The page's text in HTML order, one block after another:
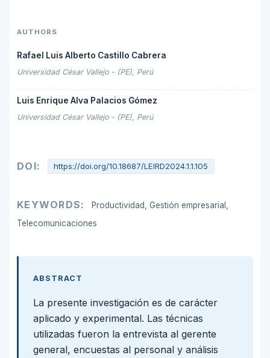
AUTHORS
Rafael Luis Alberto Castillo Cabrera
Universidad César Vallejo - (PE), Perú
Luis Enrique Alva Palacios Gómez
Universidad César Vallejo - (PE), Perú
DOI: https://doi.org/10.18687/LEIRD2024.1.1.105
KEYWORDS:
Productividad, Gestión empresarial,
Telecomunicaciones
ABSTRACT
La presente investigación es de carácter
aplicado y experimental. Las técnicas
utilizadas fueron la entrevista al gerente
general, encuestas al personal y análisis